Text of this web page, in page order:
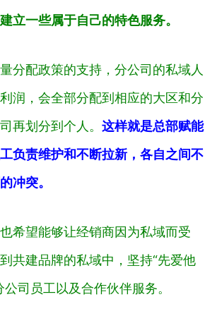
立一些属于自己的特色服务。
分配政策的支持，分公司的私域人
润，会全部分配到相应的大区和分
再划分到个人。 这样就是总部赋能
负责维护和不断拉新，各自之间不
冲突。
希望能够让经销商因为私域而受
共建品牌的私域中，坚持“先爱他
公司员工以及合作伙伴服务。